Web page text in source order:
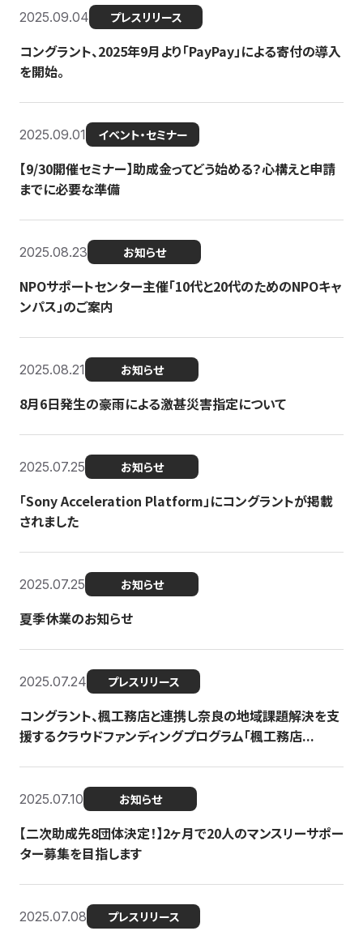
2025.09.04 プレスリリース
コングラント、2025年9月より「PayPay」による寄付の導入
を開始。
2025.09.01 イベント・セミナー
【9/30開催セミナー】助成金ってどう始める？心構えと申請
までに必要な準備
2025.08.23 お知らせ
NPOサポートセンター主催「10代と20代のためのNPOキャ
ンパス」のご案内
2025.08.21 お知らせ
8月6日発生の豪雨による激甚災害指定について
2025.07.25 お知らせ
「Sony Acceleration Platform」にコングラントが掲載
されました
2025.07.25 お知らせ
夏季休業のお知らせ
2025.07.24 プレスリリース
コングラント、楓工務店と連携し奈良の地域課題解決を支
援するクラウドファンディングプログラム「楓工務店...
2025.07.10 お知らせ
【二次助成先8団体決定！】2ヶ月で20人のマンスリーサポー
ター募集を目指します
2025.07.08 プレスリリース